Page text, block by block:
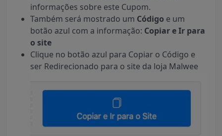
informações sobre este Cupom.
Também será mostrado um Código e um
botão azul com a informação: Copiar e Ir para
o site
Clique no botão azul para Copiar o Código e
ser Redirecionado para o site da loja Malwee